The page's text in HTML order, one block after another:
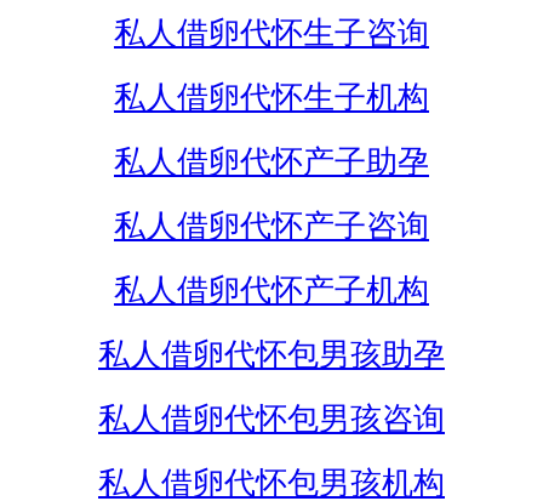
私人借卵代怀生子咨询
私人借卵代怀生子机构
私人借卵代怀产子助孕
私人借卵代怀产子咨询
私人借卵代怀产子机构
私人借卵代怀包男孩助孕
私人借卵代怀包男孩咨询
私人借卵代怀包男孩机构